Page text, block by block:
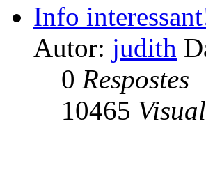
Info
Autor: judith
0 Respostes
10465